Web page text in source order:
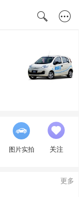
图片实拍 关注
更多